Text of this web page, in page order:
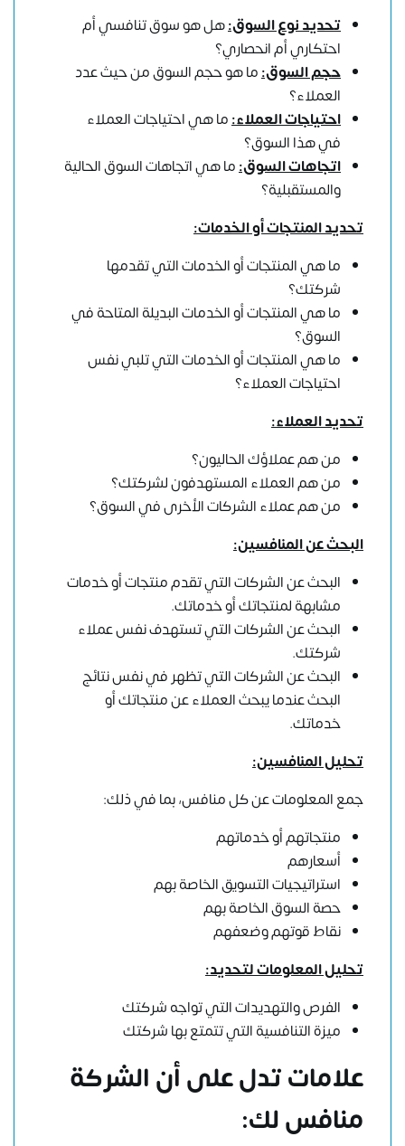
تحديد نوع السوق:هل هو سوق تنافسي أم
احتكاري أم انحصاري؟
حجم السوق:ما هو حجم السوق من حيث عدد
العملاء؟
احتياجات العملاء:ما هي احتياجات العملاء
في هذا السوق؟
اتجاهات السوق:ما هي اتجاهات السوق الحالية
والمستقبلية؟
تحديد المنتجات أو الخدمات:
ما هي المنتجات أو الخدمات التي تقدمها
شركتك؟
ما هي المنتجات أو الخدمات البديلة المتاحة في
السوق؟
ما هي المنتجات أو الخدمات التي تلبي نفس
احتياجات العملاء؟
تحديد العملاء:
من هم عملاؤك الحاليون؟
من هم العملاء المستهدفون لشركتك؟
من هم عملاء الشركات الأخرى في السوق؟
البحث عن المنافسين:
البحث عن الشركات التي تقدم منتجات أو خدمات
مشابهة لمنتجاتك أو خدماتك.
البحث عن الشركات التي تستهدف نفس عملاء
شركتك.
البحث عن الشركات التي تظهر في نفس نتائج
البحث عندما يبحث العملاء عن منتجاتك أو
خدماتك.
تحليل المنافسين:
جمع المعلومات عن كل منافس، بما في ذلك:
منتجاتهم أو خدماتهم
أسعارهم
استراتيجيات التسويق الخاصة بهم
حصة السوق الخاصة بهم
نقاط قوتهم وضعفهم
تحليل المعلومات لتحديد:
الفرص والتهديدات التي تواجه شركتك
ميزة التنافسية التي تتمتع بها شركتك
علامات تدل على أن الشركة
منافس لك: